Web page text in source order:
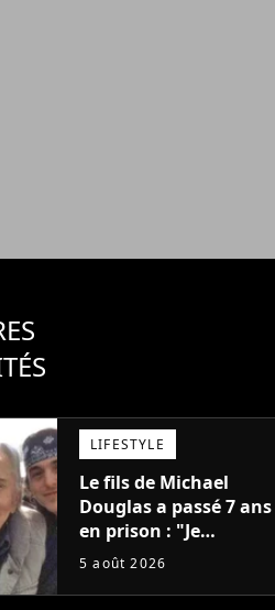
LIFESTYLE
Le fils de Michael
Douglas a passé 7 ans
en prison : "Je
distribuais des joints
5 août 2026